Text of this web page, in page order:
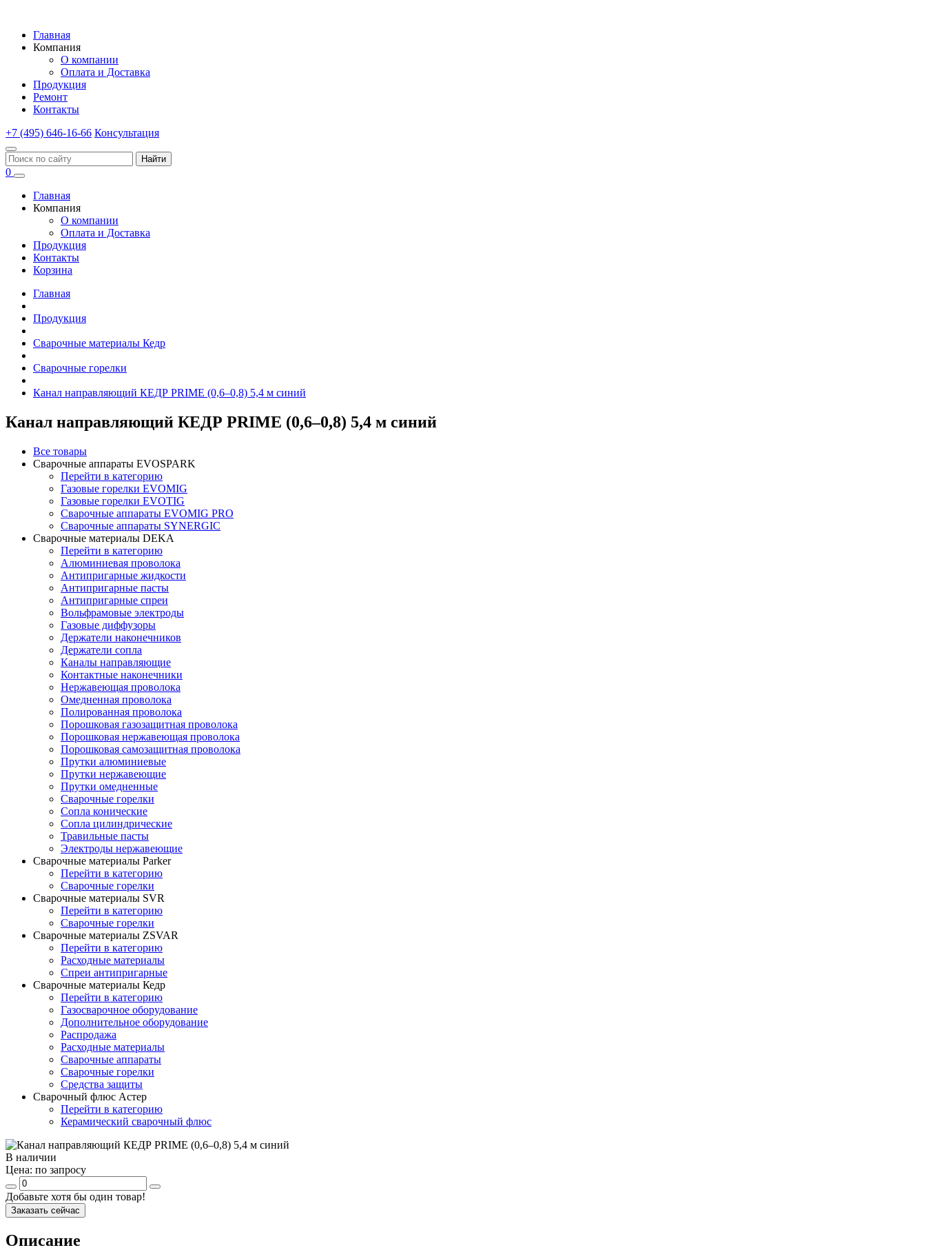
Главная
Компания
О компании
Оплата и Доставка
Продукция
Ремонт
Контакты
+7 (495) 646-16-66 Консультация
Найти
0
Главная
Компания
О компании
Оплата и Доставка
Продукция
Контакты
Корзина
Главная
Продукция
Сварочные материалы Кедр
Сварочные горелки
Канал направляющий КЕДР PRIME (0,6–0,8) 5,4 м синий
Канал направляющий КЕДР PRIME (0,6–0,8) 5,4 м синий
Все товары
Сварочные аппараты EVOSPARK
Перейти в категорию
Газовые горелки EVOMIG
Газовые горелки EVOTIG
Сварочные аппараты EVOMIG PRO
Сварочные аппараты SYNERGIC
Сварочные материалы DEKA
Перейти в категорию
Алюминиевая проволока
Антипригарные жидкости
Антипригарные пасты
Антипригарные спреи
Вольфрамовые электроды
Газовые диффузоры
Держатели наконечников
Держатели сопла
Каналы направляющие
Контактные наконечники
Нержавеющая проволока
Омедненная проволока
Полированная проволока
Порошковая газозащитная проволока
Порошковая нержавеющая проволока
Порошковая самозащитная проволока
Прутки алюминиевые
Прутки нержавеющие
Прутки омедненные
Сварочные горелки
Сопла конические
Сопла цилиндрические
Травильные пасты
Электроды нержавеющие
Сварочные материалы Parker
Перейти в категорию
Сварочные горелки
Сварочные материалы SVR
Перейти в категорию
Сварочные горелки
Сварочные материалы ZSVAR
Перейти в категорию
Расходные материалы
Спреи антипригарные
Сварочные материалы Кедр
Перейти в категорию
Газосварочное оборудование
Дополнительное оборудование
Распродажа
Расходные материалы
Сварочные аппараты
Сварочные горелки
Средства защиты
Сварочный флюс Астер
Перейти в категорию
Керамический сварочный флюс
В наличии
Цена: по запросу
Добавьте хотя бы один товар!
Заказать сейчас
Описание